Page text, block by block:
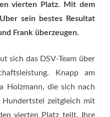
vierten Platz. Mit dem
sein bestes Resultat
Frank überzeugen.
sich das DSV-Team über
Knapp am
Holzmann, die sich nach
zeitgleich mit
vierten Platz teilt. Ihre